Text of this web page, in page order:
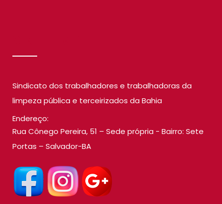
Sindicato dos trabalhadores e trabalhadoras da
limpeza pública e terceirizados da Bahia
Endereço:
Rua Cônego Pereira, 51 – Sede própria - Bairro: Sete
Portas – Salvador-BA